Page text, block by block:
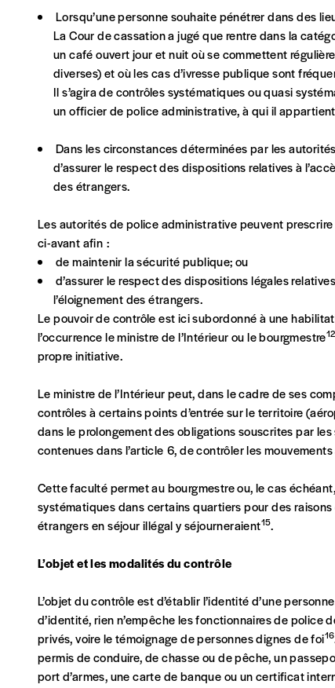
Pays
Je souhaite recevoir une facture
J’ai lu et j’accepte votre politique de
Lire notrepolitique de protection des données
Ajouter un message (facultatif)
Lorsqu’une personne souhaite pénétrer dans des
La Cour de cassation a jugé que rentre dans la
un café ouvert jour et nuit où se commettent
diverses) et où les cas d’ivresse publique sont
Il s’agira de contrôles systématiques ou quasi
un officier de police administrative, à qui il
Dans les circonstances déterminées par les
d’assurer le respect des dispositions relatives à
des étrangers.
Les autorités de police administrative peuvent
ci-avant afin :
de maintenir la sécurité publique; ou
d’assurer le respect des dispositions légales
l’éloignement des étrangers.
Le pouvoir de contrôle est ici subordonné à une
l’occurrence le ministre de l’Intérieur ou le bourgmestre12
propre initiative.
Le ministre de l’Intérieur peut, dans le cadre de ses
contrôles à certains points d’entrée sur le territoire
dans le prolongement des obligations souscrites par
contenues dans l’article 6, de contrôler les
Cette faculté permet au bourgmestre ou, le cas
systématiques dans certains quartiers pour des
étrangers en séjour illégal y séjourneraient15.
L’objet et les modalités du contrôle
L’objet du contrôle est d’établir l’identité d’une
d’identité, rien n’empêche les fonctionnaires de police
privés, voire le témoignage de personnes dignes de foi16
permis de conduire, de chasse ou de pêche, un
port d’armes, une carte de banque ou un certificat